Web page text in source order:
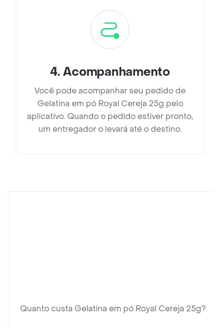
4.Acompanhamento
Você pode acompanhar seu pedido de
Gelatina em pó Royal Cereja 25g pelo
aplicativo. Quando o pedido estiver pronto,
um entregador o levará até o destino.
Quanto custa Gelatina em pó Royal Cereja 25g?